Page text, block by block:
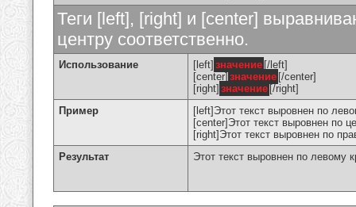
Теги [left], [right] и [center]
центру соответственно.
Использование [left] значение [/left]
[center] значение [/center]
[right] значение [/right]
Пример
[left]Этот текст выровнен по
[center]Этот текст выровнен по
[right]Этот текст выровнен по
Результат
Этот текст выровнен по левому